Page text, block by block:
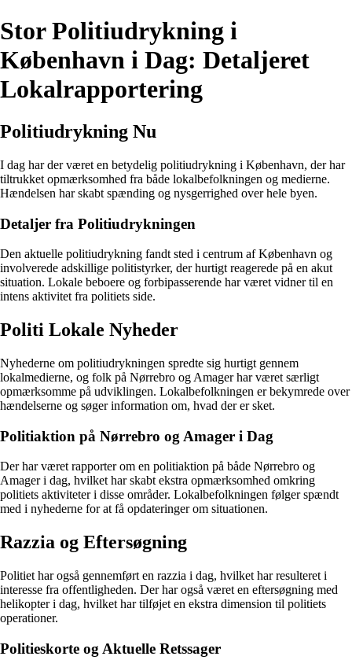
Stor Politiudrykning i
København i Dag: Detaljeret
Lokalrapportering
Politiudrykning Nu
I dag har der været en betydelig politiudrykning i København, der har
tiltrukket opmærksomhed fra både lokalbefolkningen og medierne.
Hændelsen har skabt spænding og nysgerrighed over hele byen.
Detaljer fra Politiudrykningen
Den aktuelle politiudrykning fandt sted i centrum af København og
involverede adskillige politistyrker, der hurtigt reagerede på en akut
situation. Lokale beboere og forbipasserende har været vidner til en
intens aktivitet fra politiets side.
Politi Lokale Nyheder
Nyhederne om politiudrykningen spredte sig hurtigt gennem
lokalmedierne, og folk på Nørrebro og Amager har været særligt
opmærksomme på udviklingen. Lokalbefolkningen er bekymrede over
hændelserne og søger information om, hvad der er sket.
Politiaktion på Nørrebro og Amager i Dag
Der har været rapporter om en politiaktion på både Nørrebro og
Amager i dag, hvilket har skabt ekstra opmærksomhed omkring
politiets aktiviteter i disse områder. Lokalbefolkningen følger spændt
med i nyhederne for at få opdateringer om situationen.
Razzia og Eftersøgning
Politiet har også gennemført en razzia i dag, hvilket har resulteret i
interesse fra offentligheden. Der har også været en eftersøgning med
helikopter i dag, hvilket har tilføjet en ekstra dimension til politiets
operationer.
Politieskorte og Aktuelle Retssager